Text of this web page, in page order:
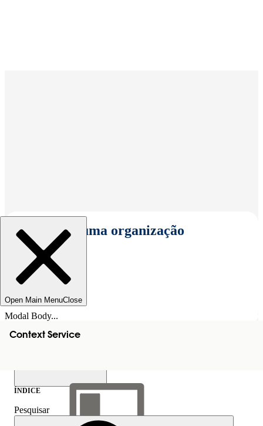
Selecionar uma organização
Open Main MenuClose
Modal Body...
Context Service
ÍNDICE
Pesquisar